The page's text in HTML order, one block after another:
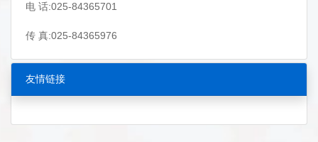
电 话:025-84365701
传 真:025-84365976
友情链接